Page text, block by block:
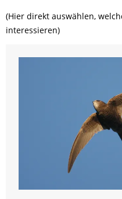
(Hier direkt auswählen,
interessieren)